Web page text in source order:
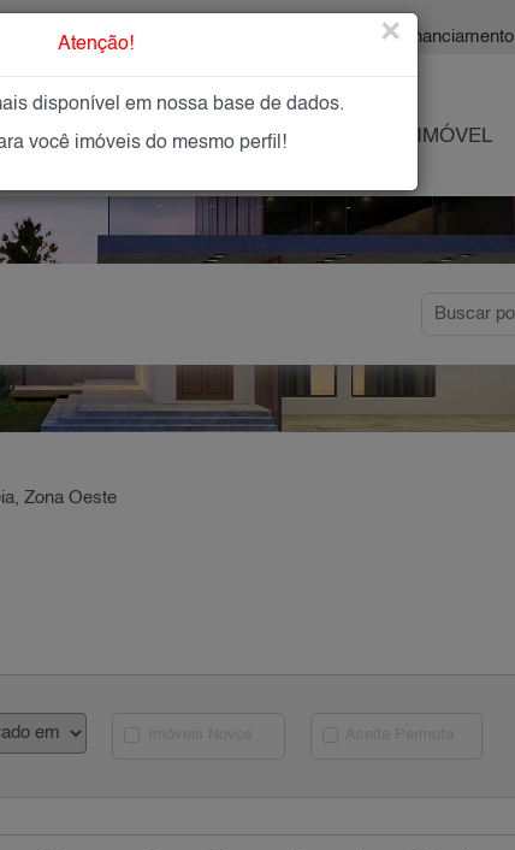
| Financiamento
IMOBILIÁRIAS OFEREÇA SEU IMÓVEL
Zona Oeste
Atenção! ×
disponível em nossa base de dados.
você imóveis do mesmo perfil!